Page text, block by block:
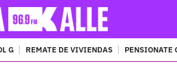
G REMATE DE VIVIENDAS PENSIONATE